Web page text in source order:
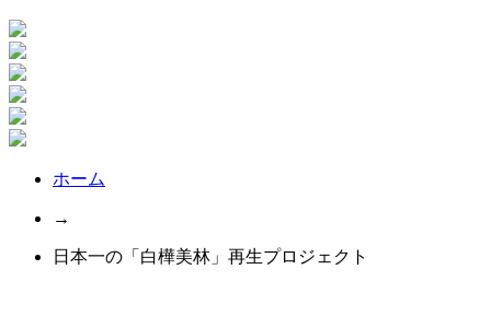
ホーム
→
日本一の「白樺美林」再生プロジェクト